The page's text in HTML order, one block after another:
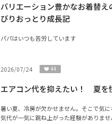
バリエーション豊かなお着替
びりおっとり成長記
パパはいつも苦労しています
2026/07/24 44
エアコン代を抑えたい！ 夏を
暑い夏、冷房が欠かせません。そこで気
気代が一気に跳ね上がった経験がありま